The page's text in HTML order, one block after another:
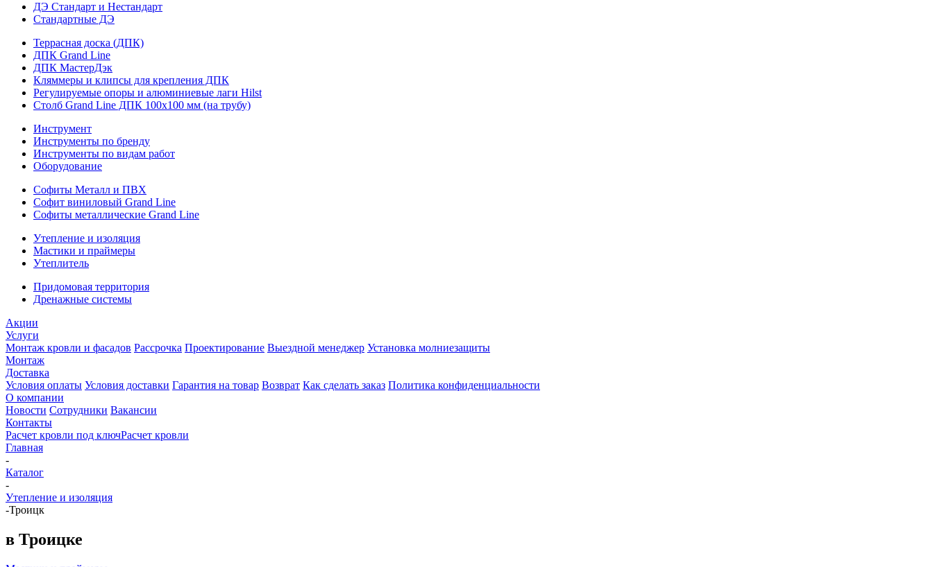
ДЭ Стандарт и Нестандарт
Стандартные ДЭ
Террасная доска (ДПК)
ДПК Grand Line
ДПК МастерДэк
Кляммеры и клипсы для крепления ДПК
Регулируемые опоры и алюминиевые лаги Hilst
Столб Grand Line ДПК 100х100 мм (на трубу)
Инструмент
Инструменты по бренду
Инструменты по видам работ
Оборудование
Софиты Металл и ПВХ
Софит виниловый Grand Line
Софиты металлические Grand Line
Утепление и изоляция
Мастики и праймеры
Утеплитель
Придомовая территория
Дренажные системы
Акции
Услуги
Монтаж кровли и фасадов Рассрочка Проектирование Выездной менеджер Установка молниезащиты
Монтаж
Доставка
Условия оплаты Условия доставки Гарантия на товар Возврат Как сделать заказ Политика конфиденциальности
О компании
Новости Сотрудники Вакансии
Контакты
Расчет кровли под ключРасчет кровли
Главная
-
Каталог
-
Утепление и изоляция
-Троицк
в Троицке